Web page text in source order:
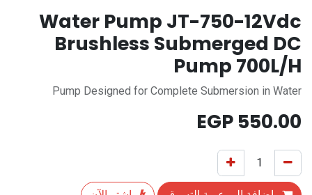
Water Pump JT-750-12Vdc
Brushless Submerged DC
Pump 700L/H
Pump Designed for Complete Submersion in Water
550.00